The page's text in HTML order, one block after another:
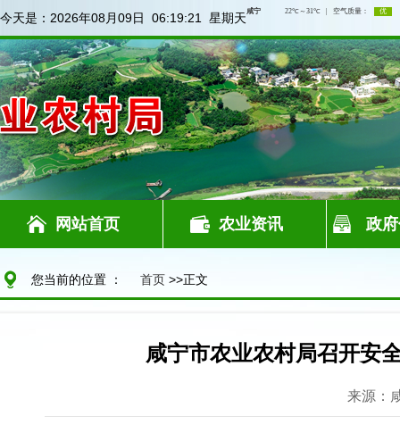
今天是： 2026年08月09日 06:19:22 星期天
网站首页 农业资讯 政
您当前的位置 ： 首页 >>正文
咸宁市农业农村局召开安
来源：